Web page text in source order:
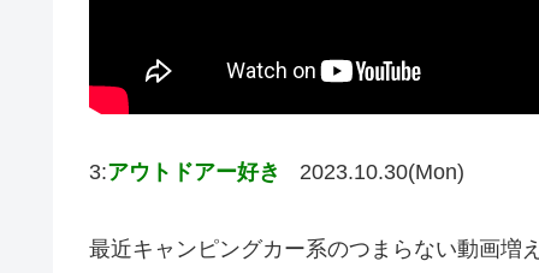
3:アウトドアー好き 2023.10.30(Mon)
最近キャンピングカー系のつまらない動画増